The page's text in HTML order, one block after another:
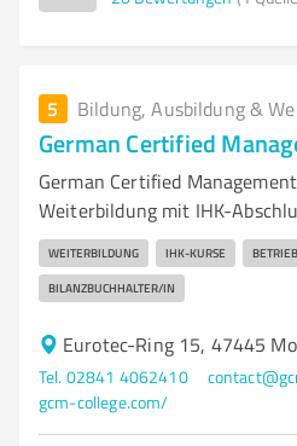
5 Bildung, Ausbildung &
German Certified
German Certified
Weiterbildung mit IHK-
WEITERBILDUNG IHK-KURSE
BILANZBUCHHALTER/IN
Eurotec-Ring 15, 47445
Tel. 02841 4062410
gcm-college.com/